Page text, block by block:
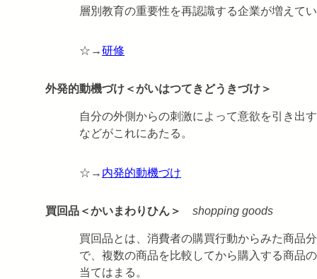
層別教育の重要性を再認識する企業が増えて
☆→研修
外発的動機づけ＜がいはつてきどうきづけ＞
自分の外側からの刺激によって意欲を引き出
などがこれにあたる。
☆→ 内発的動機づけ
買回品＜かいまわりひん＞ shopping goods
買回品とは、消費者の購買行動からみた商品
で、複数の商品を比較してから購入する商品
当てはまる。